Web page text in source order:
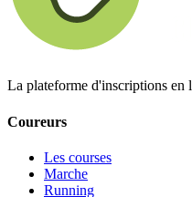
La plateforme d'inscriptions en
Coureurs
Les courses
Marche
Running